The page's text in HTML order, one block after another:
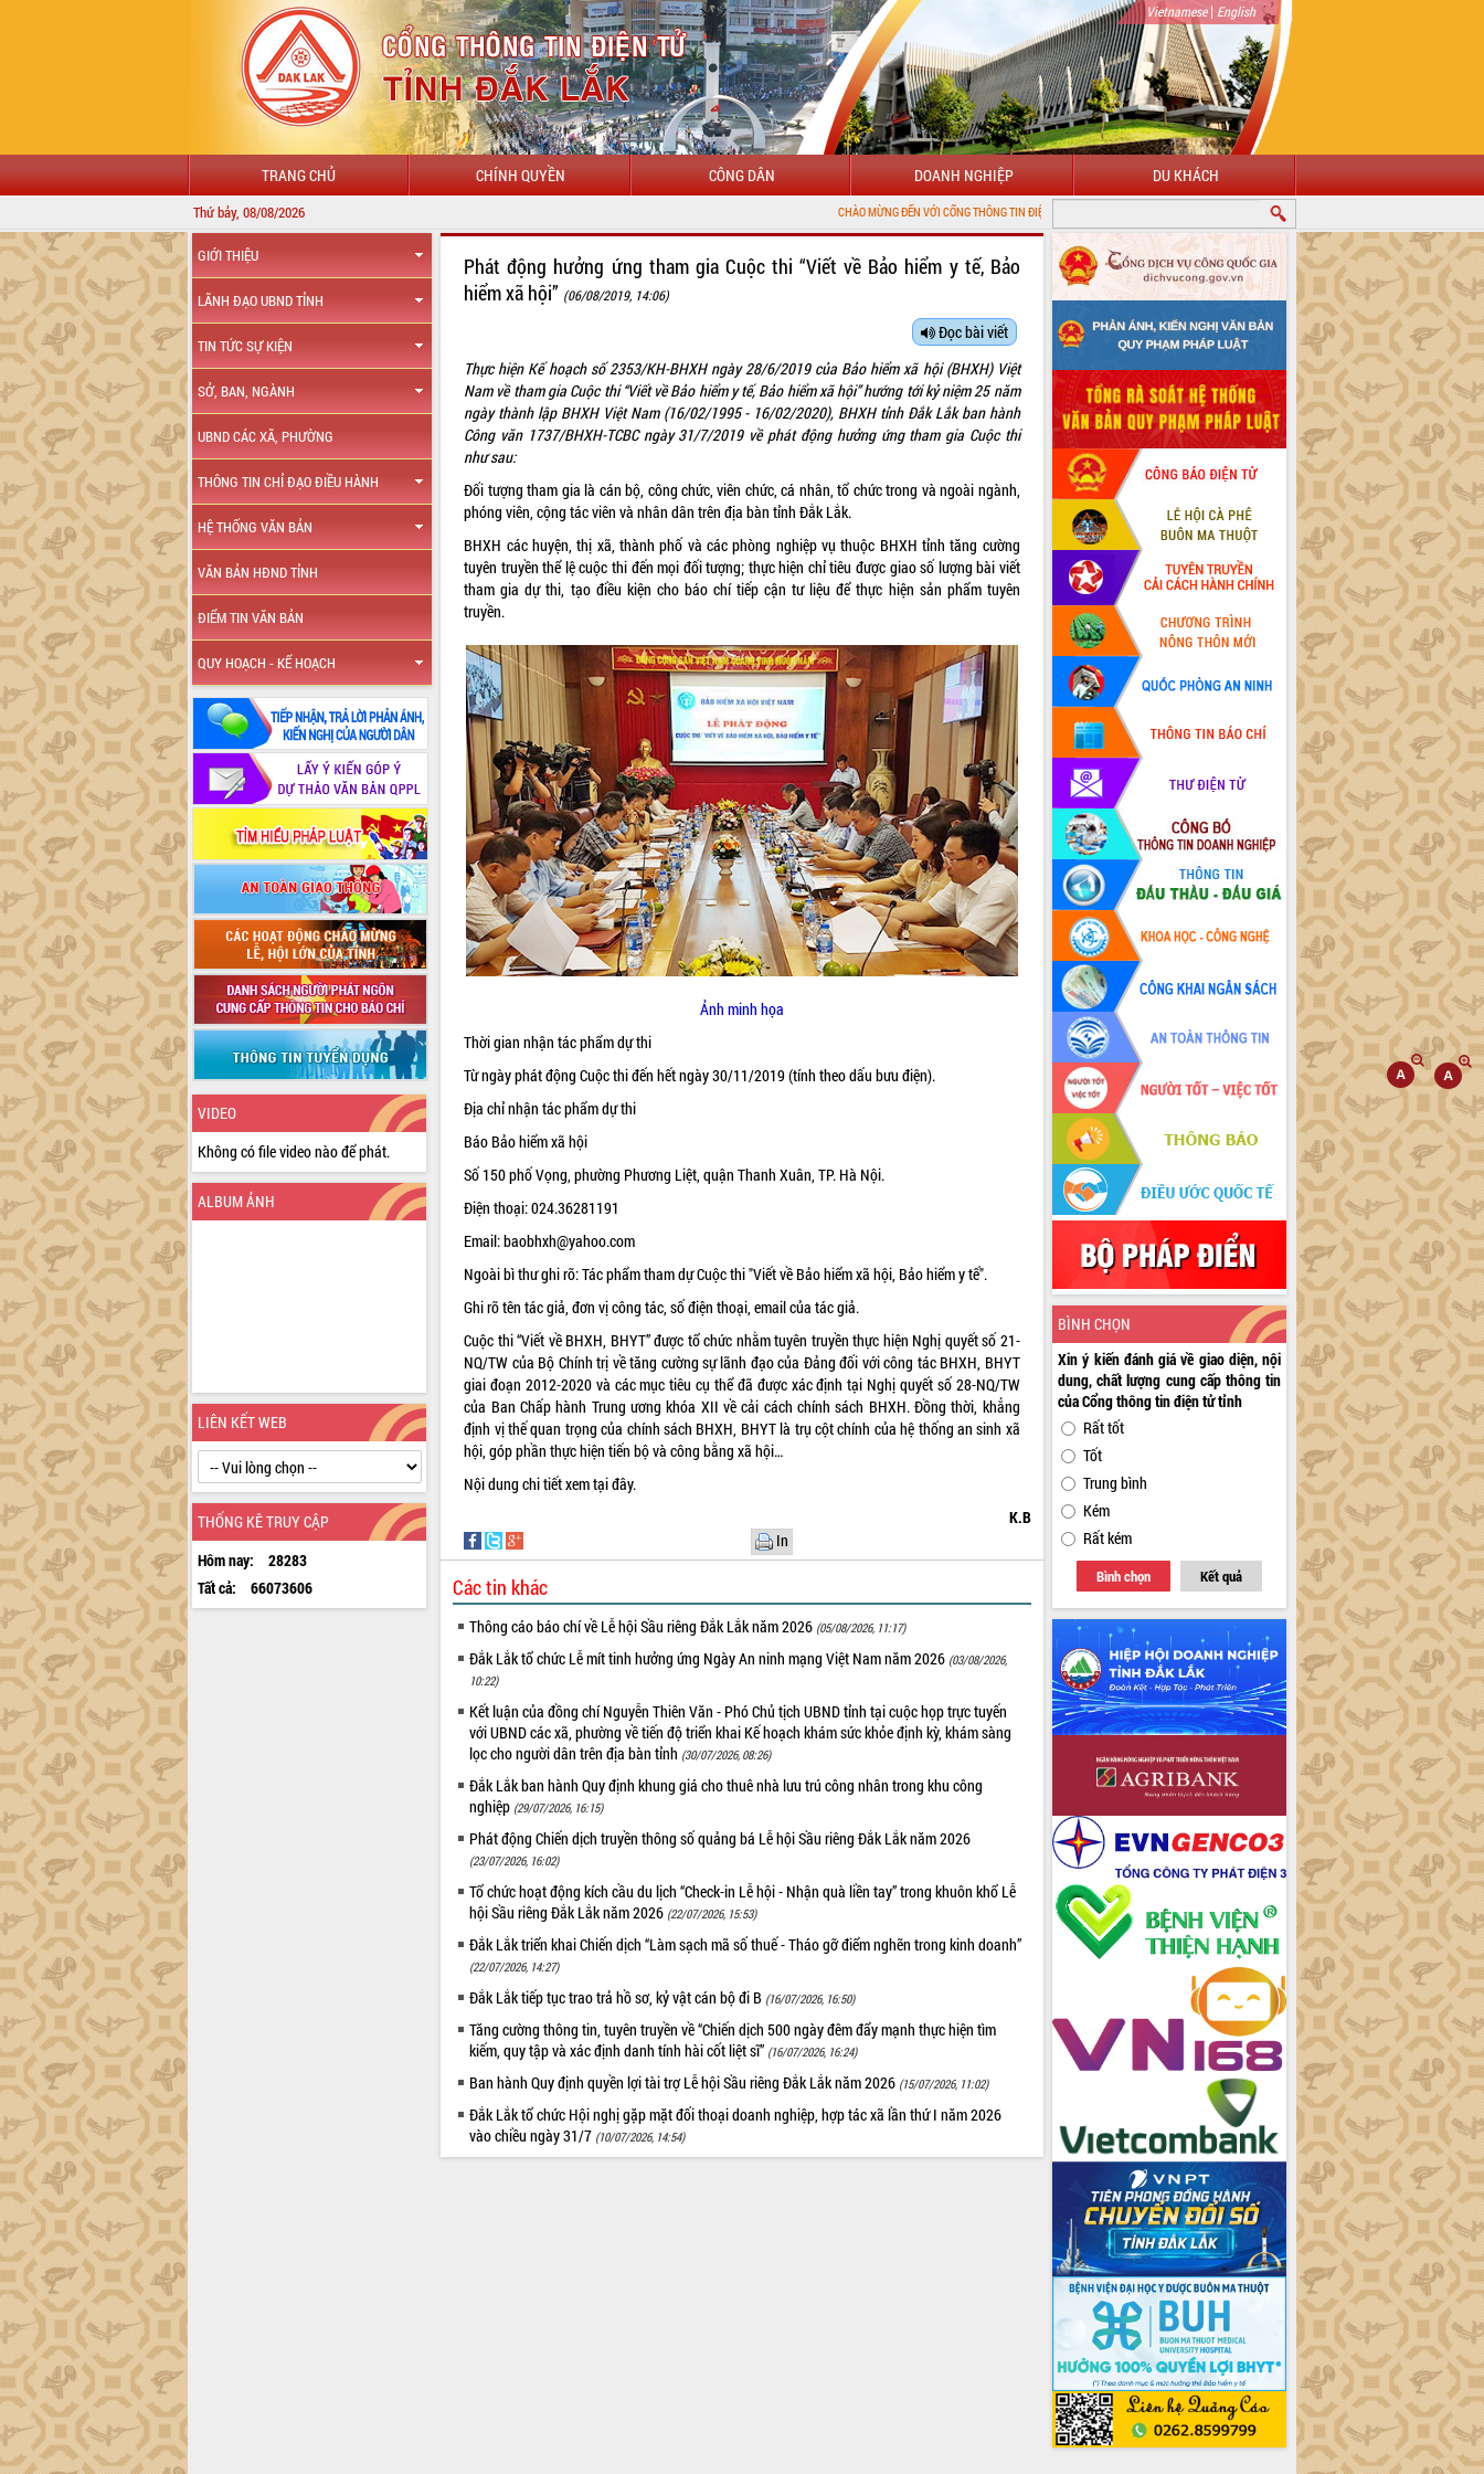
Vietnamese| English
TRANG CHỦ CHÍNH QUYỀN CÔNG DÂN DOANH NGHIỆP DU KHÁCH
Thứ bảy, 08/08/2026 CHÀO MỪNG ĐẾN VỚI CỔNG THÔNG TIN ĐIỆN TỬ TỈNH ĐẮK LẮK
GIỚI THIỆU
LÃNH ĐẠO UBND TỈNH
TIN TỨC SỰ KIỆN
SỞ, BAN, NGÀNH
UBND CÁC XÃ, PHƯỜNG
THÔNG TIN CHỈ ĐẠO ĐIỀU HÀNH
HỆ THỐNG VĂN BẢN
VĂN BẢN HĐND TỈNH
ĐIỂM TIN VĂN BẢN
QUY HOẠCH - KẾ HOẠCH
VIDEO
Không có file video nào để phát.
ALBUM ẢNH
LIÊN KẾT WEB
THỐNG KÊ TRUY CẬP
Hôm nay:
28283
Tất cả:
66073606
Phát động hưởng ứng tham gia Cuộc thi “Viết về Bảo hiểm y tế, Bảo
hiểm xã hội” (06/08/2019, 14:06)
Đọc bài viết
Thực hiện Kế hoạch số 2353/KH-BHXH ngày 28/6/2019 của Bảo hiểm xã hội (BHXH) Việt
Nam về tham gia Cuộc thi “Viết về Bảo hiểm y tế, Bảo hiểm xã hội” hướng tới kỷ niệm 25 năm
ngày thành lập BHXH Việt Nam (16/02/1995 - 16/02/2020), BHXH tỉnh Đắk Lắk ban hành
Công văn 1737/BHXH-TCBC ngày 31/7/2019 về phát động hưởng ứng tham gia Cuộc thi
như sau:
Đối tượng tham gia là cán bộ, công chức, viên chức, cá nhân, tổ chức trong và ngoài ngành,
phóng viên, cộng tác viên và nhân dân trên địa bàn tỉnh Đắk Lắk.
BHXH các huyện, thị xã, thành phố và các phòng nghiệp vụ thuộc BHXH tỉnh tăng cường
tuyên truyền thể lệ cuộc thi đến mọi đối tượng; thực hiện chỉ tiêu được giao số lượng bài viết
tham gia dự thi, tạo điều kiện cho báo chí tiếp cận tư liệu để thực hiện sản phẩm tuyên
truyền.
Ảnh minh họa
Thời gian nhận tác phẩm dự thi
Từ ngày phát động Cuộc thi đến hết ngày 30/11/2019 (tính theo dấu bưu điện).
Địa chỉ nhận tác phẩm dự thi
Báo Bảo hiểm xã hội
Số 150 phố Vọng, phường Phương Liệt, quận Thanh Xuân, TP. Hà Nội.
Điện thoại: 024.36281191
Email: baobhxh@yahoo.com
Ngoài bì thư ghi rõ: Tác phẩm tham dự Cuộc thi "Viết về Bảo hiểm xã hội, Bảo hiểm y tế".
Ghi rõ tên tác giả, đơn vị công tác, số điện thoại, email của tác giả.
Cuộc thi “Viết về BHXH, BHYT” được tổ chức nhằm tuyên truyền thực hiện Nghị quyết số 21-
NQ/TW của Bộ Chính trị về tăng cường sự lãnh đạo của Đảng đối với công tác BHXH, BHYT
giai đoạn 2012-2020 và các mục tiêu cụ thể đã được xác định tại Nghị quyết số 28-NQ/TW
của Ban Chấp hành Trung ương khóa XII về cải cách chính sách BHXH. Đồng thời, khẳng
định vị thế quan trọng của chính sách BHXH, BHYT là trụ cột chính của hệ thống an sinh xã
hội, góp phần thực hiện tiến bộ và công bằng xã hội…
Nội dung chi tiết xemtại đây.
K.B
In
Các tin khác
Thông cáo báo chí về Lễ hội Sầu riêng Đắk Lắk năm 2026 (05/08/2026, 11:17)
Đắk Lắk tổ chức Lễ mít tinh hưởng ứng Ngày An ninh mạng Việt Nam năm 2026 (03/08/2026,
10:22)
Kết luận của đồng chí Nguyễn Thiên Văn - Phó Chủ tịch UBND tỉnh tại cuộc họp trực tuyến
với UBND các xã, phường về tiến độ triển khai Kế hoạch khám sức khỏe định kỳ, khám sàng
lọc cho người dân trên địa bàn tỉnh (30/07/2026, 08:26)
Đắk Lắk ban hành Quy định khung giá cho thuê nhà lưu trú công nhân trong khu công
nghiệp (29/07/2026, 16:15)
Phát động Chiến dịch truyền thông số quảng bá Lễ hội Sầu riêng Đắk Lắk năm 2026
(23/07/2026, 16:02)
Tổ chức hoạt động kích cầu du lịch “Check-in Lễ hội - Nhận quà liền tay” trong khuôn khổ Lễ
hội Sầu riêng Đắk Lắk năm 2026 (22/07/2026, 15:53)
Đắk Lắk triển khai Chiến dịch “Làm sạch mã số thuế - Tháo gỡ điểm nghẽn trong kinh doanh”
(22/07/2026, 14:27)
Đắk Lắk tiếp tục trao trả hồ sơ, kỷ vật cán bộ đi B (16/07/2026, 16:50)
Tăng cường thông tin, tuyên truyền về “Chiến dịch 500 ngày đêm đẩy mạnh thực hiện tìm
kiếm, quy tập và xác định danh tính hài cốt liệt sĩ” (16/07/2026, 16:24)
Ban hành Quy định quyền lợi tài trợ Lễ hội Sầu riêng Đắk Lắk năm 2026 (15/07/2026, 11:02)
Đắk Lắk tổ chức Hội nghị gặp mặt đối thoại doanh nghiệp, hợp tác xã lần thứ I năm 2026
vào chiều ngày 31/7 (10/07/2026, 14:54)
BÌNH CHỌN
Xin ý kiến đánh giá về giao diện, nội
dung, chất lượng cung cấp thông tin
của Cổng thông tin điện tử tỉnh
Rất tốt
Tốt
Trung bình
Kém
Rất kém
Bình chọn Kết quả